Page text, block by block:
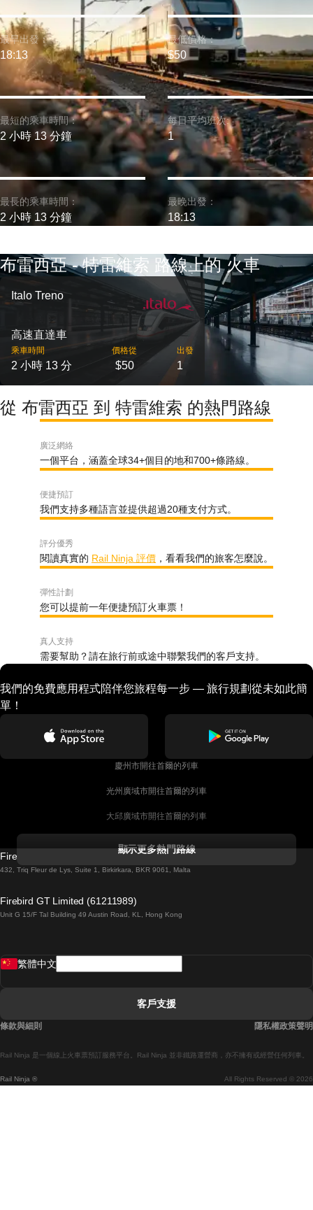
最短的乘車時間：
2 小時 13 分鐘
最早出發：
18:13
最長的乘車時間：
2 小時 13 分鐘
最低價格：
$50
每日平均班次:
1
最晚出發：
18:13
布雷西亞 - 特雷維索 路線上的 火車
Italo Treno
高速直達車
乘車時間
2 小時 13 分
價格從
$50
出發
1
從 布雷西亞 到 特雷維索 的熱門路線
廣泛網絡
一個平台，涵蓋全球34+個目的地和700+條路線。
便捷預訂
我們支持多種語言並提供超過20種支付方式。
評分優秀
閱讀真實的 Rail Ninja 評價 ，看看我們的旅客怎麼說。
彈性計劃
您可以提前一年便捷預訂火車票！
真人支持
需要幫助？請在旅行前或途中聯繫我們的客戶支持。
我們的免費應用程式陪伴您旅程每一步 — 旅行規劃從未如此簡
單！
慶州市開往首爾的列車
光州廣域市開往首爾的列車
大邱廣域市開往首爾的列車
都柏林開往戈尔韦的列車
羅馬開往拿坡里的列車
顯示更多熱門路線
Firebird GT Limited (OC 1451)
432, Triq Fleur de Lys, Suite 1, Birkirkara, BKR 9061, Malta
Firebird GT Limited (61211989)
Unit G 15/F Tal Building 49 Austin Road, KL, Hong Kong
Rail Ninja ® All Rights Reserved © 2026
Rail Ninja 是一個線上火車票預訂服務平台。Rail Ninja 並非鐵路運營商，亦不擁有或經營任何列車。
繁體中文
客戶支援
條款與細則 隱私權政策聲明